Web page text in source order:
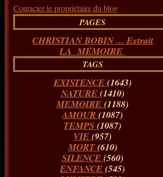
Contacter le propriétaire du blog
PAGES
CHRISTIAN BOBIN ... Extrait
LA MÉMOIRE
TAGS
EXISTENCE (1643)
NATURE (1410)
MEMOIRE(1188)
AMOUR(1087)
TEMPS(1087)
VIE(957)
MORT(610)
SILENCE (560)
ENFANCE(545)